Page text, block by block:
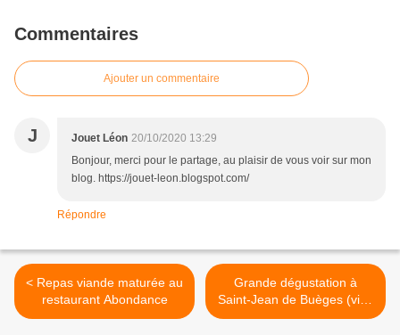
Commentaires
Ajouter un commentaire
J Jouet Léon 20/10/2020 13:29
Bonjour, merci pour le partage, au plaisir de vous voir sur mon
blog. https://jouet-leon.blogspot.com/
Répondre
< Repas viande maturée au
restaurant Abondance
Grande dégustation à
Saint-Jean de Buèges (vins
de Champagne, Alsace,